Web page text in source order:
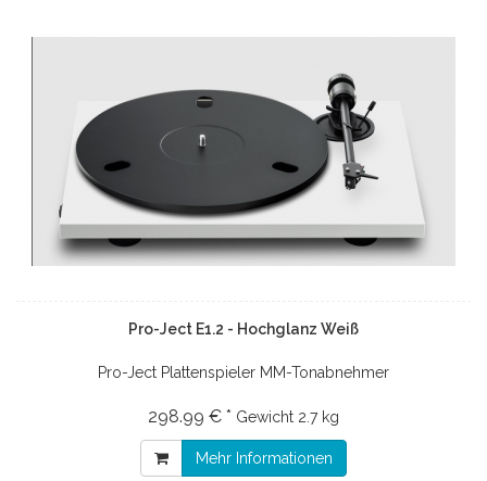
Pro-Ject E1.2 - Hochglanz Weiß
Pro-Ject Plattenspieler MM-Tonabnehmer
298.99 € * Gewicht 2.7 kg
Mehr Informationen